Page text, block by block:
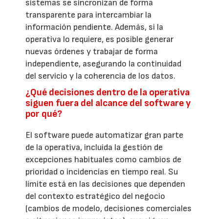
sistemas se sincronizan de forma
transparente para intercambiar la
información pendiente. Además, si la
operativa lo requiere, es posible generar
nuevas órdenes y trabajar de forma
independiente, asegurando la continuidad
del servicio y la coherencia de los datos.
¿Qué decisiones dentro de la operativa
siguen fuera del alcance del software y
por qué?
El software puede automatizar gran parte
de la operativa, incluida la gestión de
excepciones habituales como cambios de
prioridad o incidencias en tiempo real. Su
límite está en las decisiones que dependen
del contexto estratégico del negocio
(cambios de modelo, decisiones comerciales